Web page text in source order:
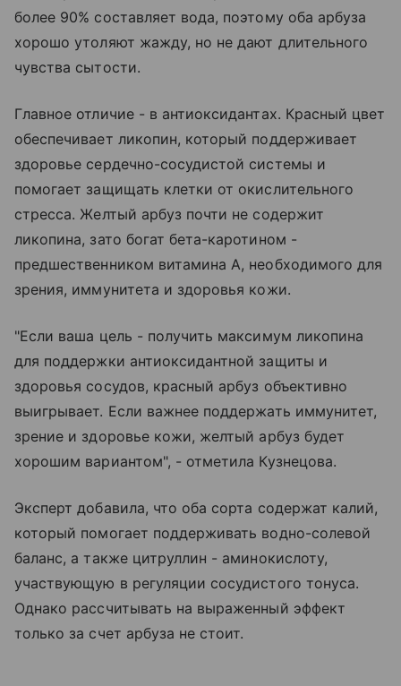
более 90% составляет вода, поэтому оба арбуза
хорошо утоляют жажду, но не дают длительного
чувства сытости.
Главное отличие - в антиоксидантах. Красный цвет
обеспечивает ликопин, который поддерживает
здоровье сердечно-сосудистой системы и
помогает защищать клетки от окислительного
стресса. Желтый арбуз почти не содержит
ликопина, зато богат бета-каротином -
предшественником витамина А, необходимого для
зрения, иммунитета и здоровья кожи.
"Если ваша цель - получить максимум ликопина
для поддержки антиоксидантной защиты и
здоровья сосудов, красный арбуз объективно
выигрывает. Если важнее поддержать иммунитет,
зрение и здоровье кожи, желтый арбуз будет
хорошим вариантом", - отметила Кузнецова.
Эксперт добавила, что оба сорта содержат калий,
который помогает поддерживать водно-солевой
баланс, а также цитруллин - аминокислоту,
участвующую в регуляции сосудистого тонуса.
Однако рассчитывать на выраженный эффект
только за счет арбуза не стоит.